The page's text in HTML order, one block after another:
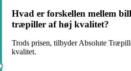
Hvad er forskellen mellem
træpiller af høj kvalitet?
Trods prisen, tilbyder Absolute
kvalitet.